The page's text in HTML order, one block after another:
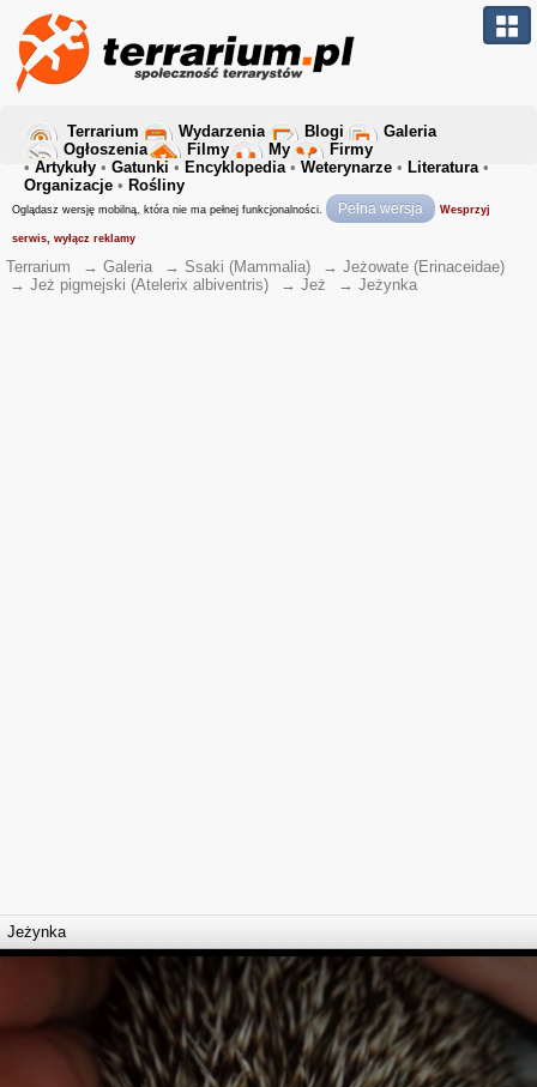
Terrarium Wydarzenia Blogi
Galeria
Ogłoszenia
Filmy My
Firmy
• Artykuły • Gatunki • Encyklopedia• Weterynarze • Literatura•
Organizacje • Rośliny
Oglądasz wersję mobilną, która nie ma pełnej funkcjonalności. Pełna wersja Wesprzyj
serwis, wyłącz reklamy
Terrarium → Galeria → Ssaki (Mammalia) → Jeżowate (Erinaceidae)
→ Jeż pigmejski (Atelerix albiventris) → Jeż → Jeżynka
Jeżynka